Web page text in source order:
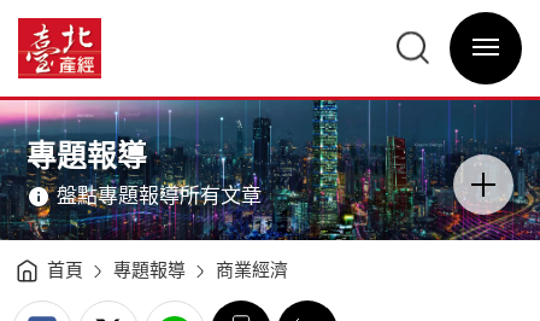
商
業
新
維
-
臺
北
產
經
資
訊
臺
經
訊
網
網
站
主
單
選
單
關
主
意
境
專題報導
盤點專題報導所有文章
分
類
開
關
首頁 專題報導 商業經濟
列
印
回
前